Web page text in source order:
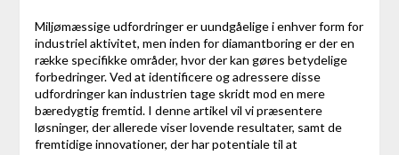
Miljømæssige udfordringer er uundgåelige i enhver form for
industriel aktivitet, men inden for diamantboring er der en
række specifikke områder, hvor der kan gøres betydelige
forbedringer. Ved at identificere og adressere disse
udfordringer kan industrien tage skridt mod en mere
bæredygtig fremtid. I denne artikel vil vi præsentere
løsninger, der allerede viser lovende resultater, samt de
fremtidige innovationer, der har potentiale til at